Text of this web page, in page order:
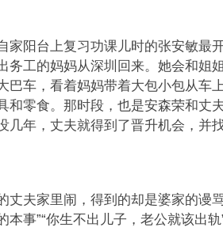
家阳台上复习功课儿时的张安敏最
务工的妈妈从深圳回来。她会和姐
巴车，看着妈妈带着大包小包从车
和零食。那时段，也是安森荣和丈
几年，丈夫就得到了晋升机会，并
丈夫家里闹，得到的却是婆家的谩
本事”“你生不出儿子，老公就该出